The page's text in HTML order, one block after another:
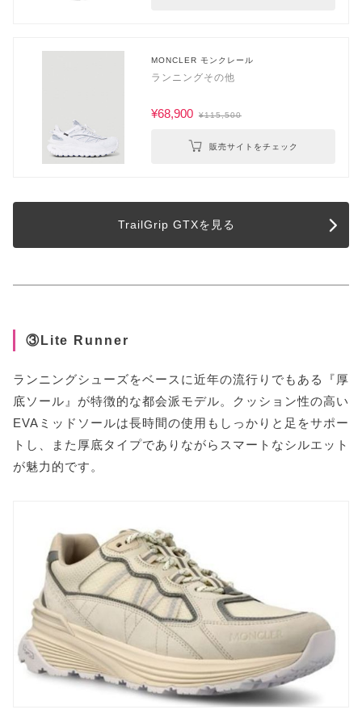
MONCLER モンクレール
ランニングその他
¥68,900 ¥115,500
販売サイトをチェック
TrailGrip GTXを見る
③Lite Runner
ランニングシューズをベースに近年の流行りでもある『厚
底ソール』が特徴的な都会派モデル。クッション性の高い
EVAミッドソールは長時間の使用もしっかりと足をサポー
トし、また厚底タイプでありながらスマートなシルエット
が魅力的です。